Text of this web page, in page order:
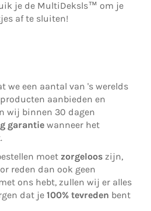
je de MultiDeksls™ om je
af te sluiten!
we een aantal van 's werelds
aanbieden en
wij binnen 30 dagen
garantie wanneer het
moet zorgeloos zijn,
reden dan ook geen
ons hebt, zullen wij er alles
dat je 100% tevreden bent